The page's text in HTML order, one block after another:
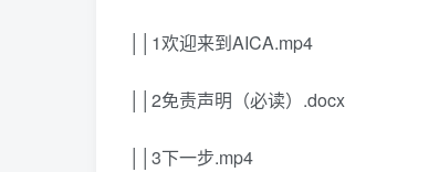
││1欢迎来到AICA.mp4
││2免责声明（必读）.docx
││3下一步.mp4